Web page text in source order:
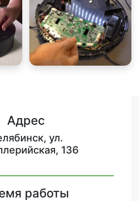
Адрес
ул.
136
работы